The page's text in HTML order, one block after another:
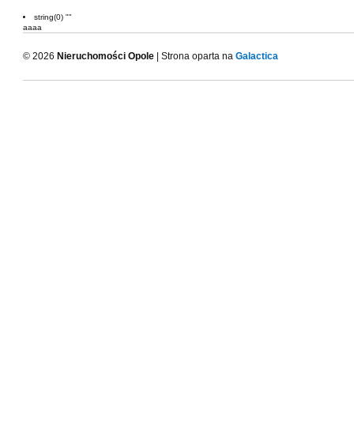
string(0) ""
aaaa
© 2026 Nieruchomości Opole | Strona oparta na Galactica